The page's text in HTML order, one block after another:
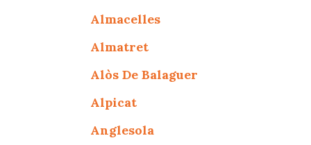
Almacelles
Almatret
Alòs De Balaguer
Alpicat
Anglesola